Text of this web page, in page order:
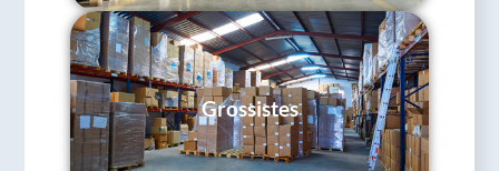
Grossistes